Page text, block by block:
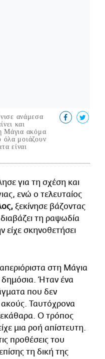
ανάμεσα
και
Μάγια ακόμα
όλα μοιάζουν
είναι
για τη σχέση και
ενώ ο τελευταίος
ξεκίνησε βάζοντας
τη ραψωδία
είχε σκηνοθετήσει
στη Μάγια
Ήταν ένα
που δεν
ακούς. Ταυτόχρονα
Ο τρόπος
μια ροή απίστευτη.
προθέσεις του
τη δική της